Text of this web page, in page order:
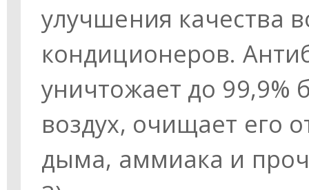
улучшения качества
кондиционеров.
уничтожает до 99,9%
воздух, очищает его
дыма, аммиака и